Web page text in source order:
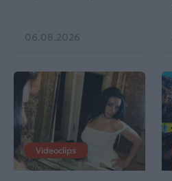
06.08.2026
Videoclips